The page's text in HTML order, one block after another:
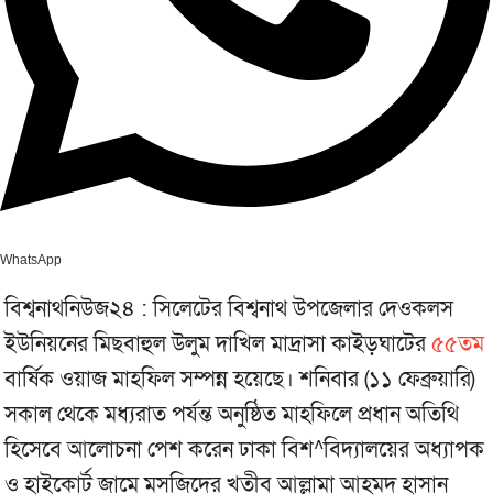
WhatsApp
বিশ্বনাথনিউজ২৪ : সিলেটের বিশ্বনাথ উপজেলার দেওকলস
ইউনিয়নের মিছবাহুল উলুম দাখিল মাদ্রাসা কাইড়ঘাটের৫৫তম
বার্ষিক ওয়াজ মাহফিল সম্পন্ন হয়েছে। শনিবার (১১ ফেব্রুয়ারি)
সকাল থেকে মধ্যরাত পর্যন্ত অনুষ্ঠিত মাহফিলে প্রধান অতিথি
হিসেবে আলোচনা পেশ করেন ঢাকা বিশ^বিদ্যালয়ের অধ্যাপক
ও হাইকোর্ট জামে মসজিদের খতীব আল্লামা আহমদ হাসান